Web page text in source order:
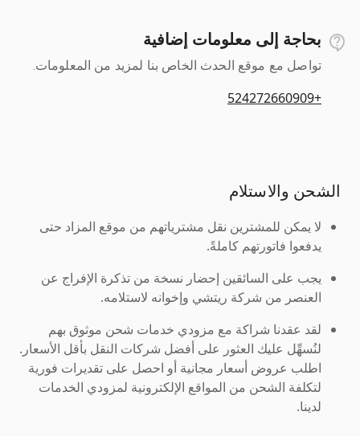
بحاجة إلى معلومات إضافية
تواصل مع موقع الحدث الخاص بنا لمزيد من المعلومات.
+524272660909
الشحن والاستلام
لا يمكن للمشترين نقل مشترياتهم من موقع المزاد حتى
يدفعوا فاتورتهم كاملةً.
يجب على السائقين إحضار نسخة من تذكرة الإفراج عن
العنصر من شركة ريتشي وإخوانه لاستلامه.
لقد عقدنا شراكة مع مزودي خدمات شحن موثوق بهم
لنُسهِّل عليك العثور على أفضل شركات النقل بأقل الأسعار.
اطلب عروض أسعار مجانية أو احصل على تقديرات فورية
لتكلفة الشحن من المواقع الإلكترونية لمزودي الخدمات
لدينا.